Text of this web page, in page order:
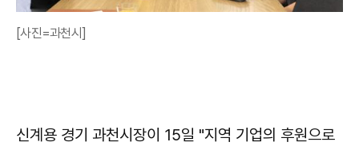
[사진=과천시]
신계용 경기 과천시장이 15일 "지역 기업의 후원으로